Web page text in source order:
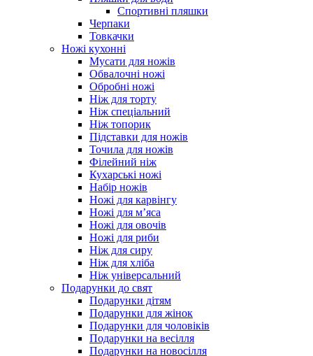
Спортивні пляшки
Черпаки
Товкачки
Ножі кухонні
Мусати для ножів
Обвалочні ножі
Обробні ножі
Ніж для торту
Ніж спеціальний
Ніж топорик
Підставки для ножів
Точила для ножів
Філейний ніж
Кухарські ножі
Набір ножів
Ножі для карвінгу
Ножі для м’яса
Ножі для овочів
Ножі для риби
Ніж для сиру
Ніж для хліба
Ніж універсальний
Подарунки до свят
Подарунки дітям
Подарунки для жінок
Подарунки для чоловіків
Подарунки на весілля
Подарунки на новосілля